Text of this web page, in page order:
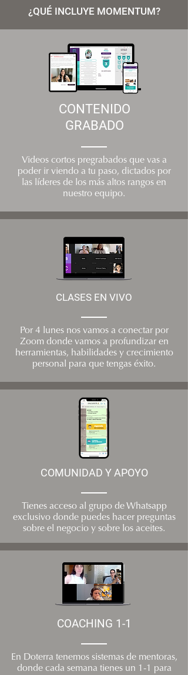
¿QUÉ INCLUYE MOMENTUM?
CONTENIDO
GRABADO
Videos cortos pregrabados que vas a
poder ir viendo a tu paso, dictados por
las líderes de los más altos rangos en
nuestro equipo.
CLASES EN VIVO
Por 4 lunes nos vamos a conectar por
Zoom donde vamos a profundizar en
herramientas, habilidades y crecimiento
personal para que tengas éxito.
COMUNIDAD Y APOYO
Tienes acceso al grupo de Whatsapp
exclusivo donde puedes hacer preguntas
sobre el negocio y sobre los aceites.
COACHING 1-1
En Doterra tenemos sistemas de mentoras,
donde cada semana tienes un 1-1 para